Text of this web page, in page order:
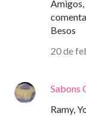
Amigos,
Besos
20 de
Sabons
Ramy,